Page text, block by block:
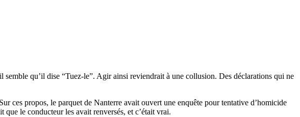
qu’il dise “Tuez-le”. Agir ainsi reviendrait à une collusion. Des déclarations qui ne
ces propos, le parquet de Nanterre avait ouvert une enquête pour tentative d’homicide
le conducteur les avait renversés, et c’était vrai.